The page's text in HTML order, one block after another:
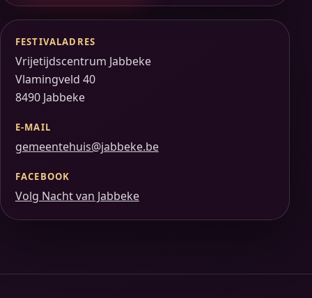
FESTIVALADRES
Vrijetijdscentrum Jabbeke
Vlamingveld 40
8490 Jabbeke
E-MAIL
gemeentehuis@jabbeke.be
FACEBOOK
Volg Nacht van Jabbeke